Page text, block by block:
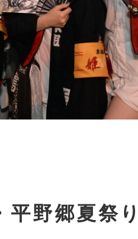
平野郷夏祭